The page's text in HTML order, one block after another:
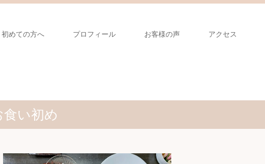
初めての方へ プロフィール お客様の声 アクセス
食い初め